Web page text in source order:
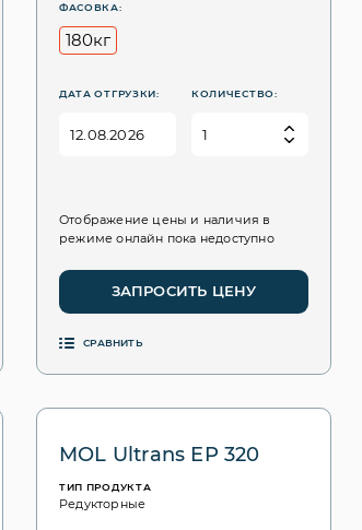
ФАСОВКА:
180кг
ДАТА ОТГРУЗКИ: КОЛИЧЕСТВО:
Отображение цены и наличия в
режиме онлайн пока недоступно
ЗАПРОСИТЬ ЦЕНУ
СРАВНИТЬ
MOL Ultrans EP 320
ТИП ПРОДУКТА
Редукторные